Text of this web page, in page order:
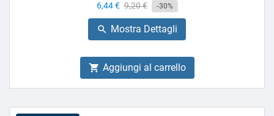
Prezzo
6,44 € Prezzo
base
9,20 € -30%
 Mostra Dettagli
 Aggiungi al carrello